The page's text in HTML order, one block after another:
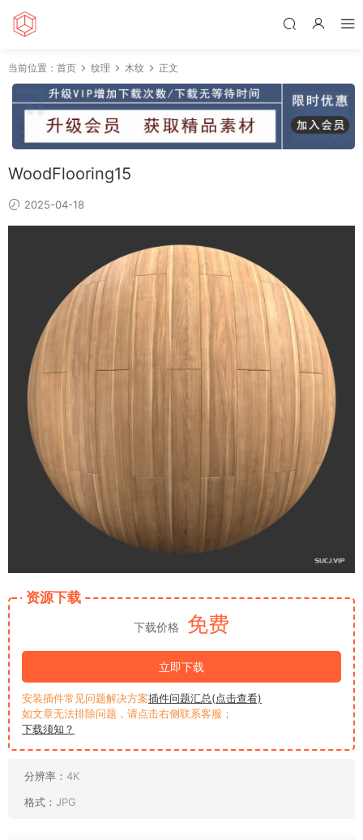
当前位置： 首页 纹理 木纹 正文
WoodFlooring15
2025-04-18
资源下载
下载价格 免费
立即下载
安装插件常见问题解决方案插件问题汇总(点击查看)
如文章无法排除问题，请点击右侧联系客服；
下载须知？
分辨率： 4K
格式： JPG